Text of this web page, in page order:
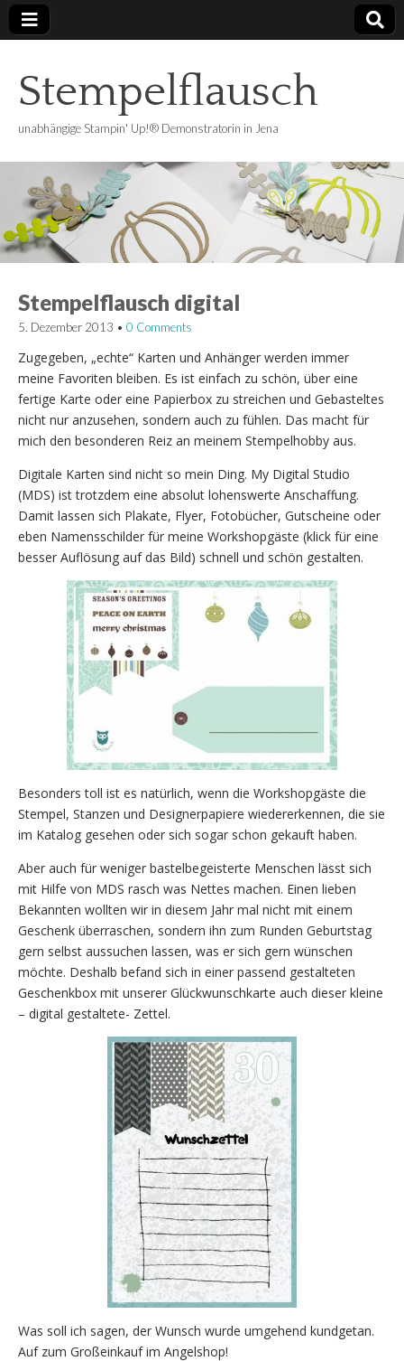
Stempelflausch
unabhängige Stampin' Up!® Demonstratorin in Jena
Stempelflausch digital
5. Dezember 2013 • 0 Comments
Zugegeben, „echte“ Karten und Anhänger werden immer
meine Favoriten bleiben. Es ist einfach zu schön, über eine
fertige Karte oder eine Papierbox zu streichen und Gebasteltes
nicht nur anzusehen, sondern auch zu fühlen. Das macht für
mich den besonderen Reiz an meinem Stempelhobby aus.
Digitale Karten sind nicht so mein Ding. My Digital Studio
(MDS) ist trotzdem eine absolut lohenswerte Anschaffung.
Damit lassen sich Plakate, Flyer, Fotobücher, Gutscheine oder
eben Namensschilder für meine Workshopgäste (klick für eine
besser Auflösung auf das Bild) schnell und schön gestalten.
Besonders toll ist es natürlich, wenn die Workshopgäste die
Stempel, Stanzen und Designerpapiere wiedererkennen, die sie
im Katalog gesehen oder sich sogar schon gekauft haben.
Aber auch für weniger bastelbegeisterte Menschen lässt sich
mit Hilfe von MDS rasch was Nettes machen. Einen lieben
Bekannten wollten wir in diesem Jahr mal nicht mit einem
Geschenk überraschen, sondern ihn zum Runden Geburtstag
gern selbst aussuchen lassen, was er sich gern wünschen
möchte. Deshalb befand sich in einer passend gestalteten
Geschenkbox mit unserer Glückwunschkarte auch dieser kleine
– digital gestaltete- Zettel.
Was soll ich sagen, der Wunsch wurde umgehend kundgetan.
Auf zum Großeinkauf im Angelshop!